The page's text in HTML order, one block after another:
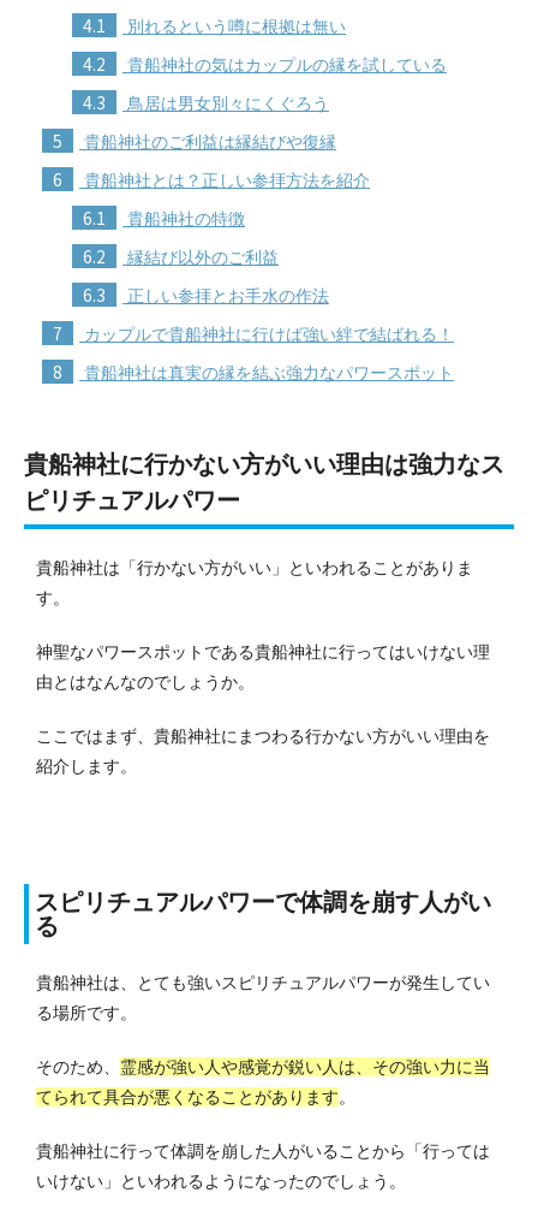
4.1 別れるという噂に根拠は無い
4.2 貴船神社の気はカップルの縁を試している
4.3 鳥居は男女別々にくぐろう
5 貴船神社のご利益は縁結びや復縁
6 貴船神社とは？正しい参拝方法を紹介
6.1 貴船神社の特徴
6.2 縁結び以外のご利益
6.3 正しい参拝とお手水の作法
7 カップルで貴船神社に行けば強い絆で結ばれる！
8 貴船神社は真実の縁を結ぶ強力なパワースポット
貴船神社に行かない方がいい理由は強力なス
ピリチュアルパワー
貴船神社は「行かない方がいい」といわれることがありま
す。
神聖なパワースポットである貴船神社に行ってはいけない理
由とはなんなのでしょうか。
ここではまず、貴船神社にまつわる行かない方がいい理由を
紹介します。
スピリチュアルパワーで体調を崩す人がい
る
貴船神社は、とても強いスピリチュアルパワーが発生してい
る場所です。
そのため、 霊感が強い人や感覚が鋭い人は、その強い力に当
てられて具合が悪くなることがあります。
貴船神社に行って体調を崩した人がいることから「行っては
いけない」といわれるようになったのでしょう。